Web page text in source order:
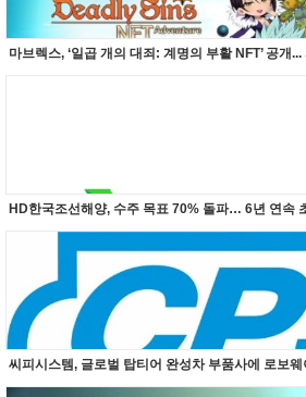
마브렉스, ‘일곱 개의 대죄: 계명의 부활 NFT’ 공개...
HD한국조선해양, 수주 목표 70% 돌파… 6년 연속
씨피시스템, 글로벌 탑티어 완성차 부품사에 로보웨